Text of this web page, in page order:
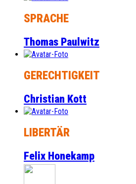
SPRACHE
Thomas Paulwitz
GERECHTIGKEIT
Christian Kott
LIBERTÄR
Felix Honekamp